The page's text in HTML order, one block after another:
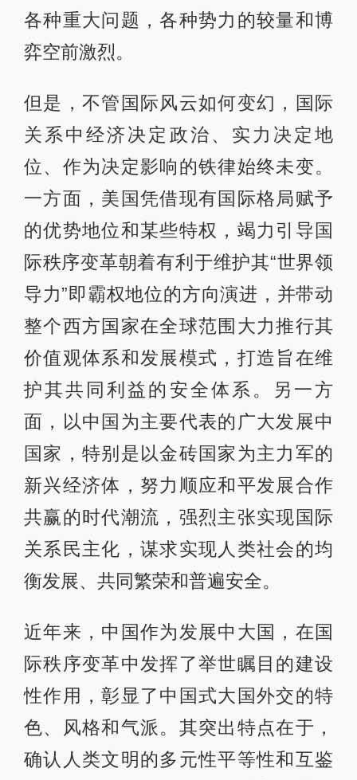
各种重大问题，各种势力的较量和博
弈空前激烈。
但是，不管国际风云如何变幻，国际
关系中经济决定政治、实力决定地
位、作为决定影响的铁律始终未变。
一方面，美国凭借现有国际格局赋予
的优势地位和某些特权，竭力引导国
际秩序变革朝着有利于维护其“世界领
导力”即霸权地位的方向演进，并带动
整个西方国家在全球范围大力推行其
价值观体系和发展模式，打造旨在维
护其共同利益的安全体系。另一方
面，以中国为主要代表的广大发展中
国家，特别是以金砖国家为主力军的
新兴经济体，努力顺应和平发展合作
共赢的时代潮流，强烈主张实现国际
关系民主化，谋求实现人类社会的均
衡发展、共同繁荣和普遍安全。
近年来，中国作为发展中大国，在国
际秩序变革中发挥了举世瞩目的建设
性作用，彰显了中国式大国外交的特
色、风格和气派。其突出特点在于，
确认人类文明的多元性平等性和互鉴